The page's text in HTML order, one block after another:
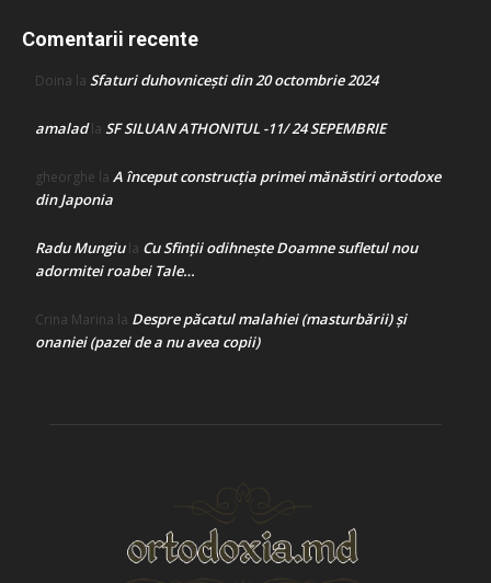
Comentarii recente
Doina la Sfaturi duhovnicești din 20 octombrie 2024
amaladla SF SILUAN ATHONITUL -11/ 24 SEPEMBRIE
gheorghe la A început construcţia primei mănăstiri ortodoxe
din Japonia
Radu Mungiula Cu Sfinții odihnește Doamne sufletul nou
adormitei roabei Tale…
Crina Marina la Despre păcatul malahiei (masturbării) şi
onaniei (pazei de a nu avea copii)